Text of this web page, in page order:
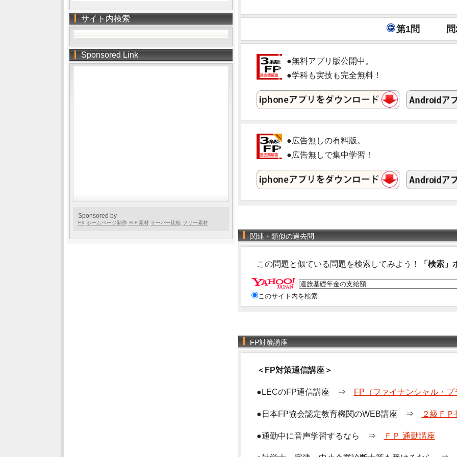
第1問
●無料アプリ版公開中。
●学科も実技も完全無料！
●広告無しの有料版。
●広告無しで集中学習！
関連・類似の過去問
この問題と似ている問題を検索してみよう！ 「検索
このサイト内を検索
FP対策講座
＜FP対策通信講座＞
●LECのFP通信講座 ⇒ FP（ファイナンシャル・
●日本FP協会認定教育機関のWEB講座 ⇒ ２級ＦＰ
●通勤中に音声学習するなら ⇒ ＦＰ 通勤講座
サイト内検索
Sponsored Link
Sponsored by
FX ホームページ制作 ＨＰ素材 サーバー比較 フリー素材